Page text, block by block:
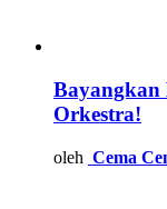
Bayangkan
Orkestra!
oleh Cema